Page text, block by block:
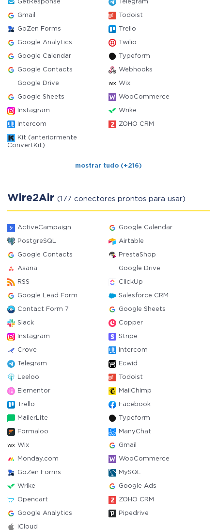
GetResponse Telegram
Gmail Todoist
GoZen Forms Trello
Google Analytics Twilio
Google Calendar Typeform
Google Contacts Webhooks
Google Drive Wix
Google Sheets WooCommerce
Instagram Wrike
Intercom ZOHO CRM
Kit (anteriormente
ConvertKit)
mostrar tudo (+216)
Wire2Air (177 conectores prontos para usar)
ActiveCampaign Google Calendar
PostgreSQL Airtable
Google Contacts PrestaShop
Asana Google Drive
RSS ClickUp
Google Lead Form Salesforce CRM
Contact Form 7 Google Sheets
Slack Copper
Instagram Stripe
Crove Intercom
Telegram Ecwid
Leeloo Todoist
Elementor MailChimp
Trello Facebook
MailerLite Typeform
Formaloo ManyChat
Wix Gmail
Monday.com WooCommerce
GoZen Forms MySQL
Wrike Google Ads
Opencart ZOHO CRM
Google Analytics Pipedrive
iCloud